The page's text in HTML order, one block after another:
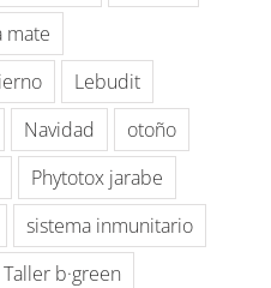
mate
Lebudit
Navidad
otoño
Phytotox jarabe
sistema inmunitario
Taller b·green